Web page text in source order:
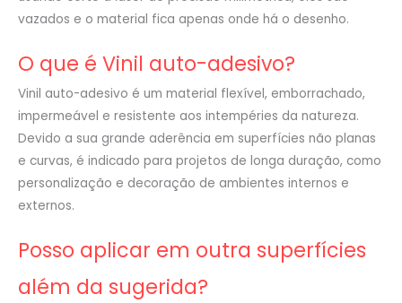
vazados e o material fica apenas onde há o desenho.
O que é Vinil auto-adesivo?
Vinil auto-adesivo é um material flexível, emborrachado,
impermeável e resistente aos intempéries da natureza.
Devido a sua grande aderência em superfícies não planas
e curvas, é indicado para projetos de longa duração, como
personalização e decoração de ambientes internos e
externos.
Posso aplicar em outra superfícies
além da sugerida?